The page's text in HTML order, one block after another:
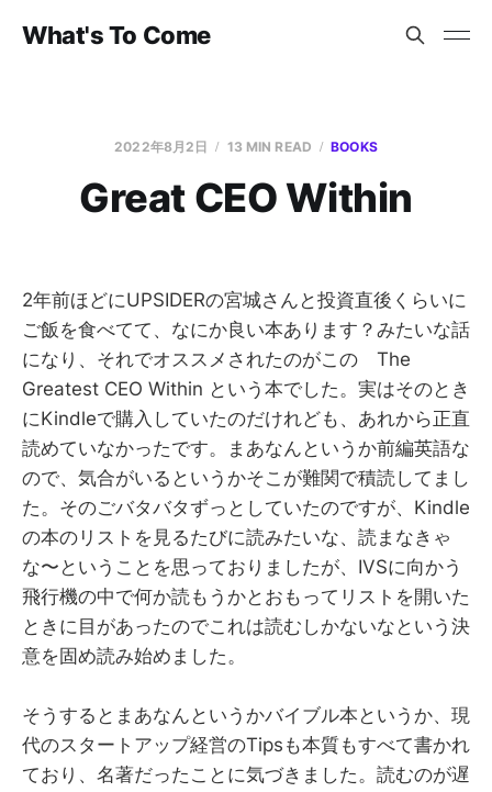
What's To Come
2022年8月2日 13 MIN READ BOOKS
Great CEO Within
2年前ほどにUPSIDERの宮城さんと投資直後くらいに
ご飯を食べてて、なにか良い本あります？みたいな話
になり、それでオススメされたのがこの The
Greatest CEO Within という本でした。実はそのとき
にKindleで購入していたのだけれども、あれから正直
読めていなかったです。まあなんというか前編英語な
ので、気合がいるというかそこが難関で積読してまし
た。そのごバタバタずっとしていたのですが、Kindle
の本のリストを見るたびに読みたいな、読まなきゃ
な〜ということを思っておりましたが、IVSに向かう
飛行機の中で何か読もうかとおもってリストを開いた
ときに目があったのでこれは読むしかないなという決
意を固め読み始めました。
そうするとまあなんというかバイブル本というか、現
代のスタートアップ経営のTipsも本質もすべて書かれ
ており、名著だったことに気づきました。読むのが遅